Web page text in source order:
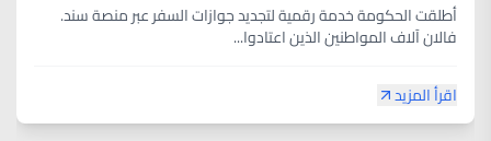
أطلقت الحكومة خدمة رقمية لتجديد جوازات السفر عبر منصة سند.
فالان آلاف المواطنين الذين اعتادوا...
اقرأ المزيد